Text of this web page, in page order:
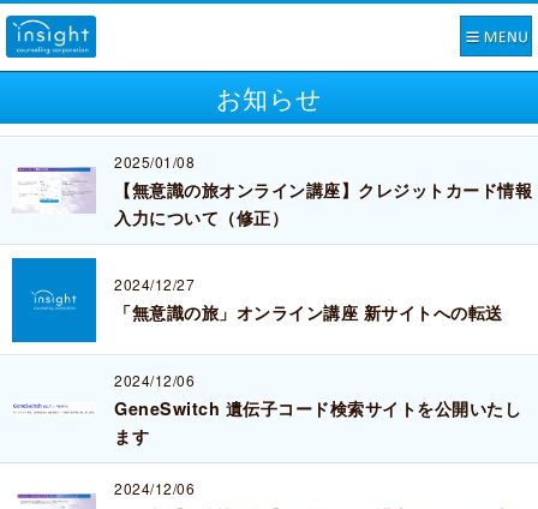
お知らせ
2025/01/08
【無意識の旅オンライン講座】クレジットカード情報
入力について（修正）
2024/12/27
「無意識の旅」オンライン講座 新サイトへの転送
2024/12/06
GeneSwitch 遺伝子コード検索サイトを公開いたし
ます
2024/12/06